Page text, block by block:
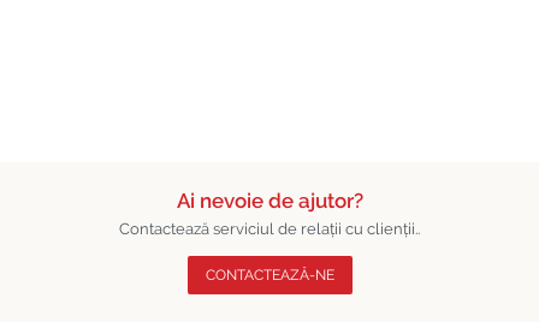
Ai nevoie de ajutor?
Contactează serviciul de relații cu clienții..
CONTACTEAZĂ-NE